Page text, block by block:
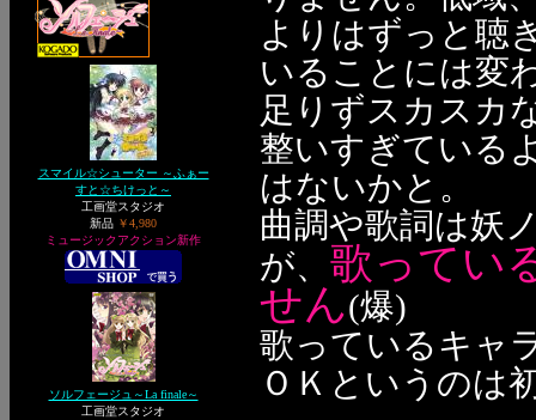
スマイル☆シューター ～ふぁー
すと☆ちけっと～
工画堂スタジオ
新品 ￥4,980
ミュージックアクション新作
ソルフェージュ～La finale～
工画堂スタジオ
よりはずっと聴
いることには変
足りずスカスカ
整いすぎている
はないかと。
曲調や歌詞は妖
が、歌ってい
せん(爆)
歌っているキャ
ＯＫというのは